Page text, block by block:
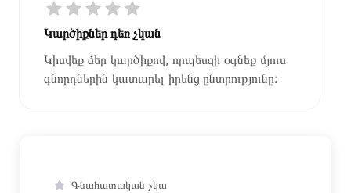
Կարծիքներ դեռ չկան
Կիսվեք ձեր կարծիքով, որպեսզի օգնեք մյուս
գնորդներին կատարել իրենց ընտրությունը:
Գնահատական չկա